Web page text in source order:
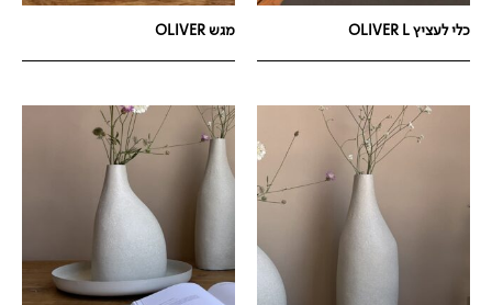
כלי לעציץ OLIVER L מגש OLIVER